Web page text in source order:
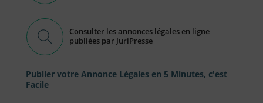
Consulter les annonces légales en ligne
publiées par JuriPresse
Publier votre Annonce Légales en 5 Minutes, c'est
Facile